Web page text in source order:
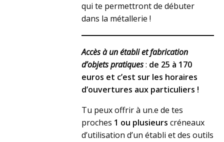
qui te permettront de débuter
dans la métallerie !
Accès à un établi et fabrication
d’objets pratiques: de 25 à 170
euros et c’est sur les horaires
d’ouvertures aux particuliers !
Tu peux offrir à un.e de tes
proches 1 ou plusieurs créneaux
d’utilisation d’un établi et des outils